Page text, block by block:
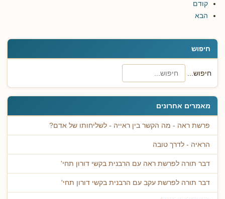
חיפוש
חיפוש...
מאמרים אחרונים
פרשת ראה - מה הקשר בין ראייה - לשליחותו של אדם?
הראיה - לדרך טובה
דבר תורה לפרשת ראה עם הרבנית בקשי דורון תחי'
דבר תורה לפרשת עקב עם הרבנית בקשי דורון תחי'
קודם
הבא